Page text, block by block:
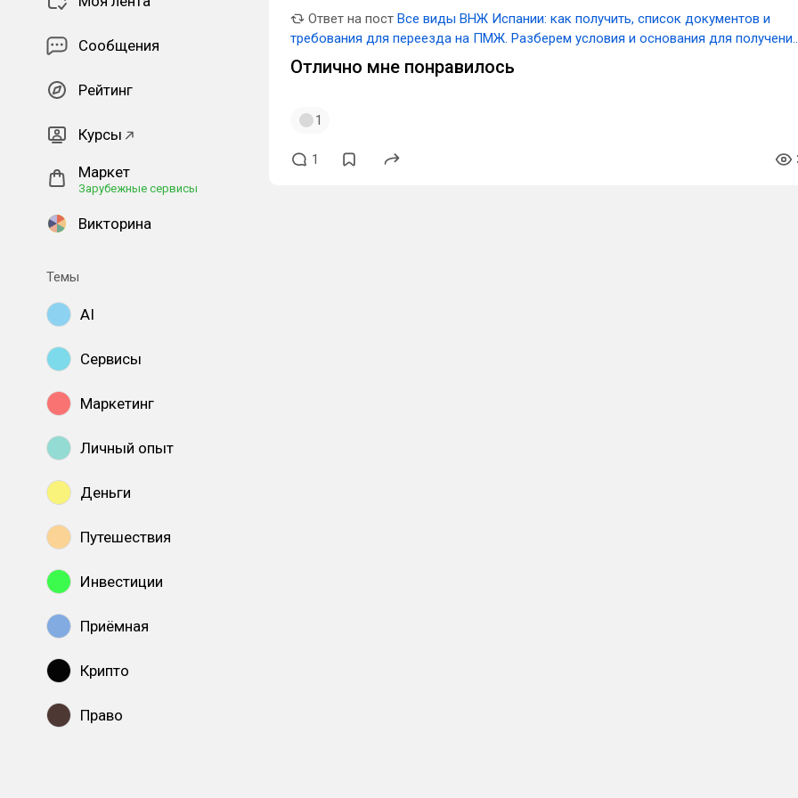
Сообщения
Рейтинг
Курсы
Маркет
Зарубежные сервисы
Викторина
Темы
AI
Сервисы
Маркетинг
Личный опыт
Деньги
Путешествия
Инвестиции
Приёмная
Крипто
Право
Ответ на пост Все виды ВНЖ Испании: как получить, список документов и
требования для переезда на ПМЖ. Разберем условия и основания для
вида на жительство
Отлично мне понравилось
1
1